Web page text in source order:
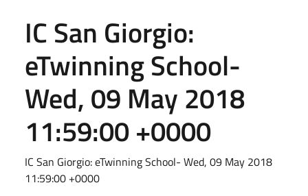
IC San Giorgio:
eTwinning School-
Wed, 09 May 2018
11:59:00 +0000
IC San Giorgio: eTwinning School- Wed, 09 May 2018
11:59:00 +0000